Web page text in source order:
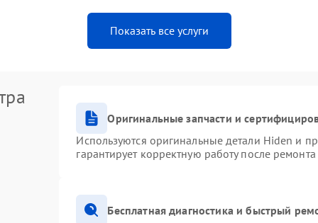
Показать все услуги
Оригинальные запчасти и
Используются оригинальные детали Hiden и
гарантирует корректную работу после
Бесплатная диагностика и быстрый